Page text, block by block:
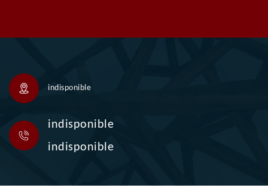
indisponible
indisponible
indisponible